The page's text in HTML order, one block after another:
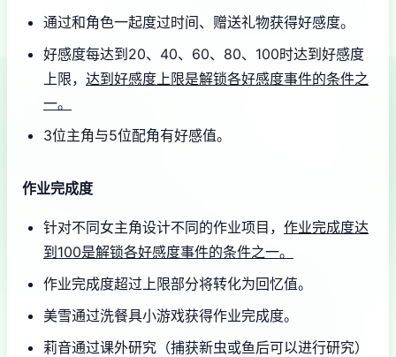
通过和角色一起度过时间、赠送礼物获得好感度。
好感度每达到20、40、60、80、100时达到好感度
上限， 达到好感度上限是解锁各好感度事件的条件之
一。
3位主角与5位配角有好感值。
作业完成度
针对不同女主角设计不同的作业项目， 作业完成度达
到100是解锁各好感度事件的条件之一。
作业完成度超过上限部分将转化为回忆值。
美雪通过洗餐具小游戏获得作业完成度。
莉音通过课外研究（捕获新虫或鱼后可以进行研究）